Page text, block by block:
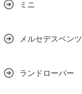
ミニ
メルセデスベンツ
ランドローバー